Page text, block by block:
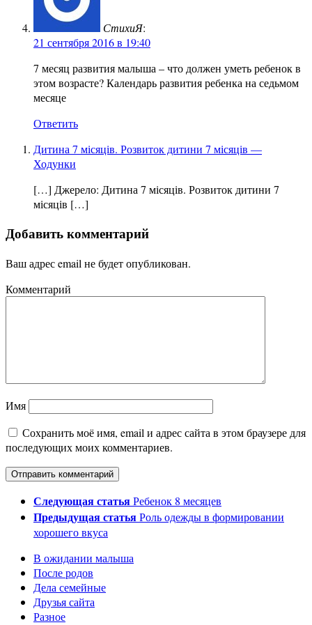
СтихиЯ:
21 сентября 2016 в 19:40
7 месяц развития малыша – что должен уметь ребенок в
этом возрасте? Календарь развития ребенка на седьмом
месяце
Ответить
Дитина 7 місяців. Розвиток дитини 7 місяців —
Ходунки
[…] Джерело: Дитина 7 місяців. Розвиток дитини 7
місяців […]
Добавить комментарий
Ваш адрес email не будет опубликован.
Комментарий
Имя
Сохранить моё имя, email и адрес сайта в этом браузере для
последующих моих комментариев.
Следующая статьяРебенок 8 месяцев
Предыдущая статьяРоль одежды в формировании
хорошего вкуса
В ожидании малыша
После родов
Дела семейные
Друзья сайта
Разное